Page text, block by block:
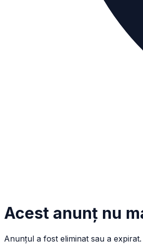
Acest anunț nu
Anunțul a fost eliminat sau a